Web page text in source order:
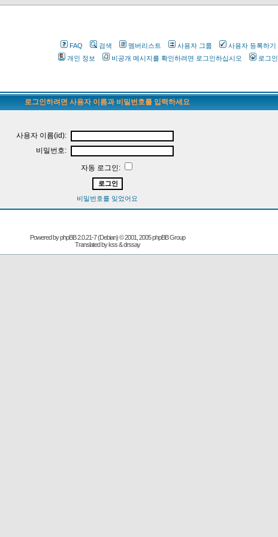
FAQ 검색 멤버리스트 사용자 그룹
사용자 등록하기
개인 정보
비공개 메시지를 확인하려면 로그인하십시오 로그인
로그인하려면 사용자 이름과 비밀번호를 입력하세요
사용자 이름(id):
비밀번호:
자동 로그인:
비밀번호를 잊었어요
Powered byphpBB2.0.21-7 (Debian) © 2001, 2005 phpBB Group
Translated by kss & drssay